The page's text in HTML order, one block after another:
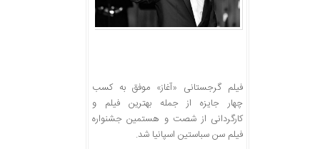
فیلم گرجستانی «آغاز» موفق به کسب
چهار جایزه از جمله بهترین فیلم و
کارگردانی از شصت و هستمین جشنواره
فیلم سن سباستین اسپانیا شد.